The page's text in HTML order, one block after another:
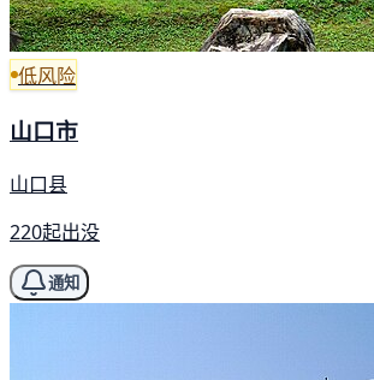
低风险
山口市
山口县
220起出没
通知